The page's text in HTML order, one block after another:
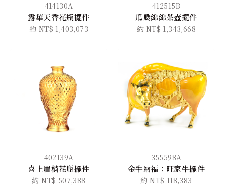
414130A
露華天香花瓶擺件
約 NT$ 1,403,073
412515B
瓜瓞綿綿茶壺擺件
約 NT$ 1,343,668
402139A
喜上眉梢花瓶擺件
約 NT$ 507,388
355598A
金牛納福：旺家牛擺件
約 NT$ 118,383